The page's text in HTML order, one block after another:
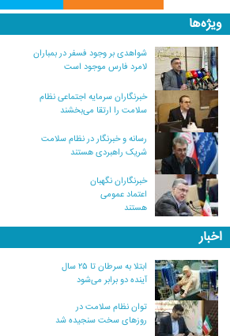
ویژه‌ها
شواهدی بر وجود فسفر در بمباران
لامرد فارس موجود است
خبرنگاران سرمایه اجتماعی نظام
سلامت را ارتقا می‌بخشند
رسانه و خبرنگار در نظام سلامت
شریک راهبردی هستند
خبرنگاران نگهبان
اعتماد عمومی
هستند
اخبار
ابتلا به سرطان تا ۲۵ سال
آینده دو برابر می‌شود
توان نظام سلامت در
روزهای سخت سنجیده شد